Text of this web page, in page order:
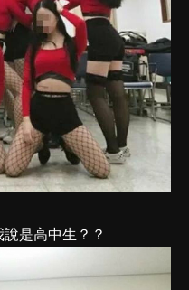
是高中生？？